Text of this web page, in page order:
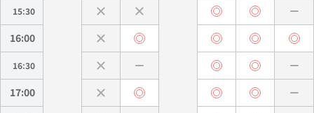
15:30
16:00
16:30
17:00